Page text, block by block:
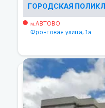
ГОРОДСКАЯ
м.АВТОВО
Фронтовая улица, 1а